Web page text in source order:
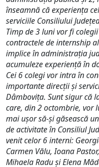
înseamnă că experiența
serviciile Consiliului
Timp de 3 luni vor fi
contractele de internship
implice în administrația
acumuleze experiență în
Cei 6 colegi vor intra în
importante direcții și
Dâmbovița. Sunt sigur că
care, din 2 octombrie, vor
mai ușor să-și găsească
de activitate în Consiliul
venit celor 6 interni:
Carmen Vălu, Ioana
Mihaela Radu și Elena